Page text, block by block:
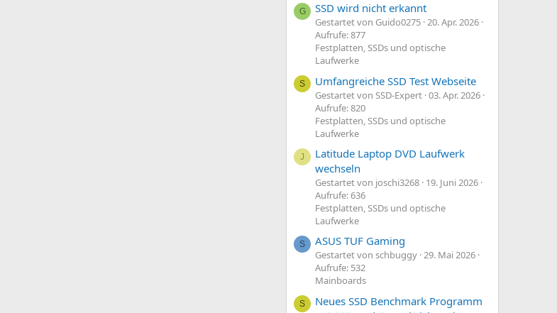
G SSD wird nicht erkannt
Gestartet von Guido0275 20. Apr. 2026
Aufrufe: 877
Festplatten, SSDs und optische
Laufwerke
S Umfangreiche SSD Test Webseite
Gestartet von SSD-Expert 03. Apr. 2026
Aufrufe: 820
Festplatten, SSDs und optische
Laufwerke
J
Latitude Laptop DVD Laufwerk
wechseln
Gestartet von joschi3268 19. Juni 2026
Aufrufe: 636
Festplatten, SSDs und optische
Laufwerke
S ASUS TUF Gaming
Gestartet von schbuggy 29. Mai 2026
Aufrufe: 532
Mainboards
S
Neues SSD Benchmark Programm